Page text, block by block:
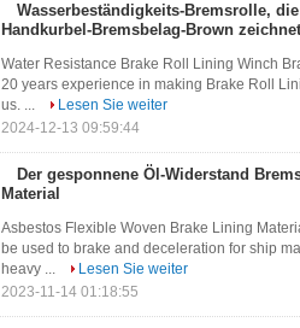
Wasserbeständigkeits-Bremsrolle,
Handkurbel-Bremsbelag-Brown zeichnet
Water Resistance Brake Roll Lining Winch
20 years experience in making Brake Roll
us. ...
Lesen Sie weiter
2024-12-13 09:59:44
Der gesponnene Öl-Widerstand
Material
Asbestos Flexible Woven Brake Lining
be used to brake and deceleration for ship
heavy ...
Lesen Sie weiter
2023-11-14 01:18:55